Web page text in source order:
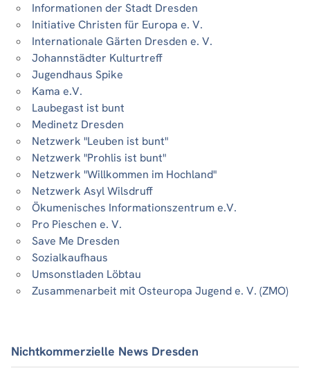
Informationen der Stadt Dresden
Initiative Christen für Europa e. V.
Internationale Gärten Dresden e. V.
Johannstädter Kulturtreff
Jugendhaus Spike
Kama e.V.
Laubegast ist bunt
Medinetz Dresden
Netzwerk "Leuben ist bunt"
Netzwerk "Prohlis ist bunt"
Netzwerk "Willkommen im Hochland"
Netzwerk Asyl Wilsdruff
Ökumenisches Informationszentrum e.V.
Pro Pieschen e. V.
Save Me Dresden
Sozialkaufhaus
Umsonstladen Löbtau
Zusammenarbeit mit Osteuropa Jugend e. V. (ZMO)
Nichtkommerzielle News Dresden